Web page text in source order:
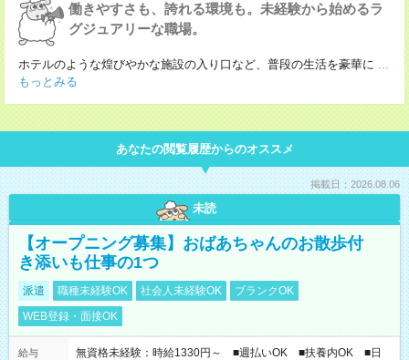
働きやすさも、誇れる環境も。未経験から始めるラ
グジュアリーな職場。
ホテルのような煌びやかな施設の入り口など、普段の生活を豪華に ...
もっとみる
あなたの閲覧履歴からのオススメ
掲載日：2026.08.06
未読
【オープニング募集】おばあちゃんのお散歩付
き添いも仕事の1つ
派遣 職種未経験OK 社会人未経験OK
ブランクOK
WEB登録・面接OK
給与
無資格未経験：時給1330円～ ■週払いOK ■扶養内OK ■日